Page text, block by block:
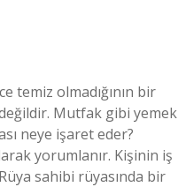
temiz olmadığının bir
Mutfak gibi yemek
neye işaret eder?
yorumlanır. Kişinin iş
sahibi rüyasında bir